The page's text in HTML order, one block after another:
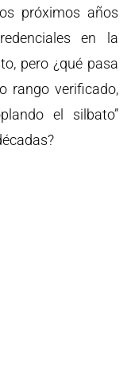
próximos años
en la
pero ¿qué pasa
rango verificado,
el silbato”